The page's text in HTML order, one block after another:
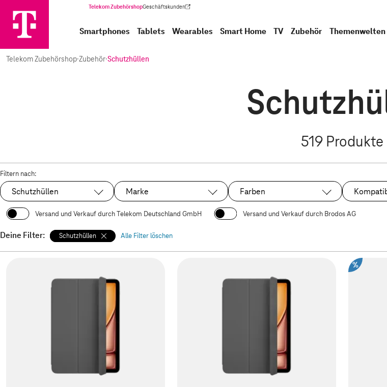
Telekom ZubehörshopGeschäftskunden
(Wird in einem neuen Tab geöffnet)
Smartphones Tablets Wearables Smart Home TV Zubehör Themenwelten
Telekom Zubehörshop·Zubehör·Schutzhüllen
519 Produkte
Filtern nach:
Ausgewählt:
Schutzhüllen Marke Farben
Versand und Verkauf durch Telekom Deutschland GmbH Versand und Verkauf durch Brodos AG
Deine Filter: Schutzhüllen Alle Filter löschen
%